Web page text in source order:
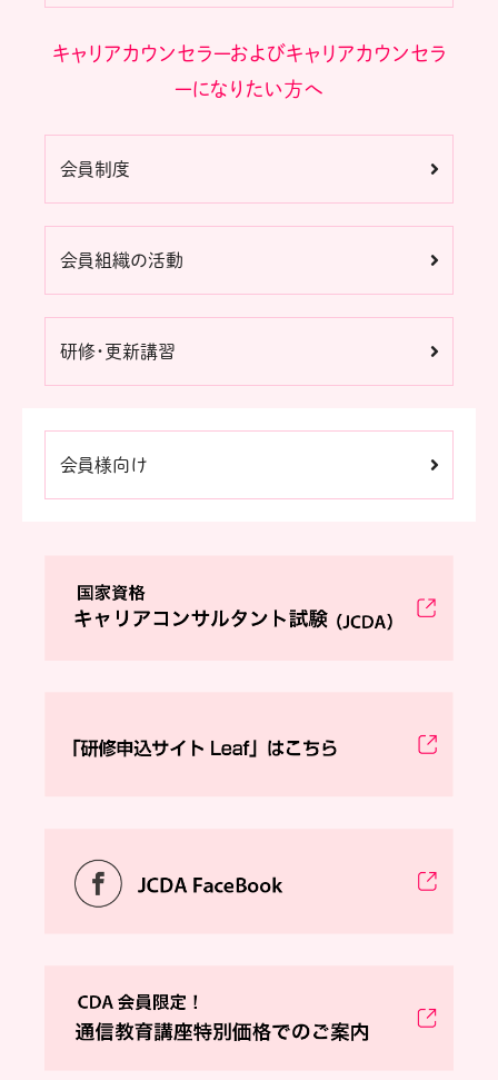
キャリアカウンセラーおよびキャリアカウンセラ
ーになりたい方へ
会員制度
会員組織の活動
研修・更新講習
会員様向け